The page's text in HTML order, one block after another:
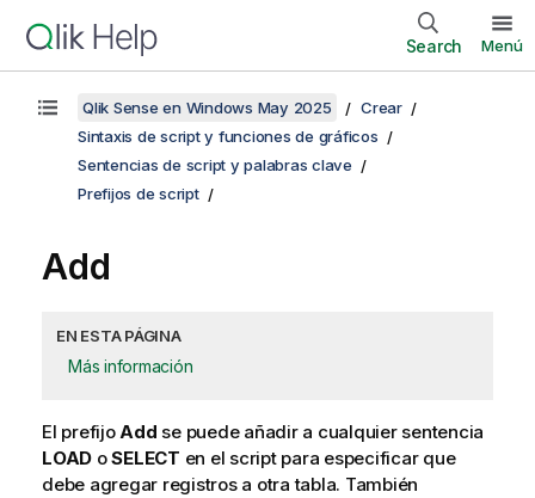
Search Menú
Qlik Sense en Windows May 2025
Crear
Sintaxis de script y funciones de gráficos
Sentencias de script y palabras clave
Prefijos de script
Add
EN ESTA PÁGINA
Más información
El prefijoAdd se puede añadir a cualquier sentencia
LOAD oSELECT en el script para especificar que
debe agregar registros a otra tabla. También